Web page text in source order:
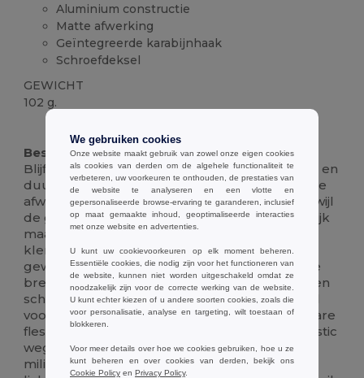
Aluminium constructie
Matte afwerking
Geïntegreerde karabijnhaak
Schroefdeksel
GEWICHT
102 g.
Beschrijving :
Blijf gehydrateerd onderweg met deze slanke en
duurzamealuminiumfles van 540 ml. De matte
afwerking voegt een vleugje verfijning toe, terwijl
de geïntegreerde karabijnhaak het gemakkelijk
maakt om hem aan je tas, rugzak of riemlus te
klemmen. Perfect voor wandelen, fietsen of
gewoon om de hele dag fris te blijven. Door de
brede mondopening is hij makkelijk te vullen en
schoon te maken, en de stevige schroefdeksel
voorkomt morsen en lekken. Deze herbruikbare
fles is eenmilieuvriendelijk
alternatief voor plastic
wegwerpflessen en helpt je de impact op het
milieu te verminderen. De duurzame en
We gebruiken cookies
Onze website maakt gebruik van zowel onze eigen cookies
als cookies van derden om de algehele functionaliteit te
verbeteren, uw voorkeuren te onthouden, de prestaties van
de website te analyseren en een vlotte en
gepersonaliseerde browse-ervaring te garanderen, inclusief
op maat gemaakte inhoud, geoptimaliseerde interacties
met onze website en advertenties.
U kunt uw cookievoorkeuren op elk moment beheren.
Essentiële cookies, die nodig zijn voor het functioneren van
de website, kunnen niet worden uitgeschakeld omdat ze
noodzakelijk zijn voor de correcte werking van de website.
U kunt echter kiezen of u andere soorten cookies, zoals die
voor personalisatie, analyse en targeting, wilt toestaan of
blokkeren.
Voor meer details over hoe we cookies gebruiken, hoe u ze
kunt beheren en over cookies van derden, bekijk ons
Cookie Policy en Privacy Policy.